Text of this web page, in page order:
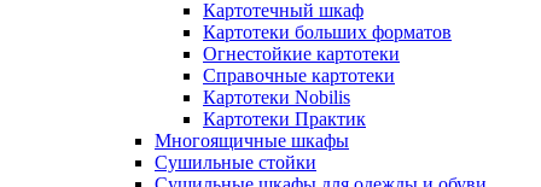
Картотечный шкаф
Картотеки больших форматов
Огнестойкие картотеки
Справочные картотеки
Картотеки Nobilis
Картотеки Практик
Многоящичные шкафы
Сушильные стойки